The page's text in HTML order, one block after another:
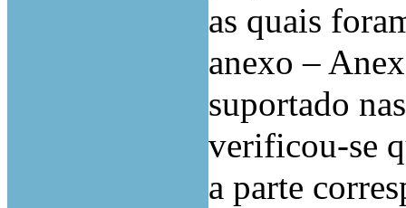
as quais
anexo –
suportado
verificou-se
a parte